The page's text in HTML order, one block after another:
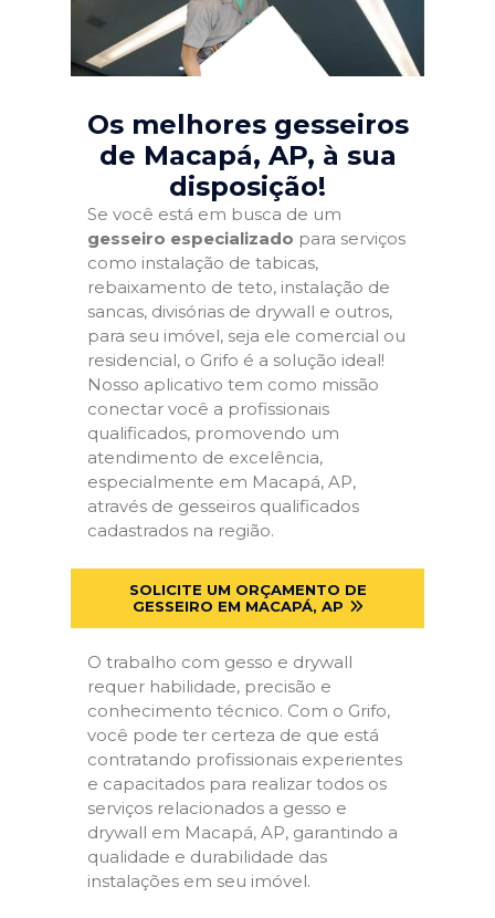
Os melhores gesseiros
de Macapá, AP, à sua
disposição!
Se você está em busca de um
gesseiro especializado para serviços
como instalação de tabicas,
rebaixamento de teto, instalação de
sancas, divisórias de drywall e outros,
para seu imóvel, seja ele comercial ou
residencial, o Grifo é a solução ideal!
Nosso aplicativo tem como missão
conectar você a profissionais
qualificados, promovendo um
atendimento de excelência,
especialmente em Macapá, AP,
através de gesseiros qualificados
cadastrados na região.
SOLICITE UM ORÇAMENTO DE
GESSEIRO EM MACAPÁ, AP
O trabalho com gesso e drywall
requer habilidade, precisão e
conhecimento técnico. Com o Grifo,
você pode ter certeza de que está
contratando profissionais experientes
e capacitados para realizar todos os
serviços relacionados a gesso e
drywall em Macapá, AP, garantindo a
qualidade e durabilidade das
instalações em seu imóvel.